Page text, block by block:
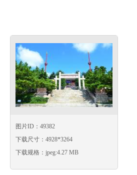
图片ID：49382
下载尺寸：4928*3264
下载规格：jpeg:4.27 MB